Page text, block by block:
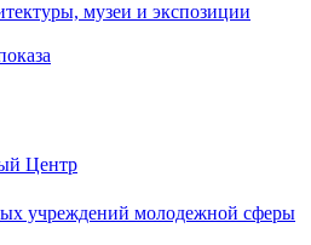
музеи и экспозиции
Центр
учреждений молодежной сферы